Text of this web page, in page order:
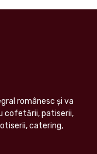
românesc şi va
cofetării, patiserii,
catering,